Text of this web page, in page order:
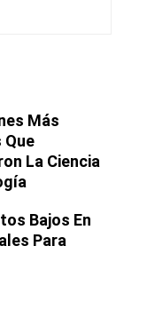
Más
La Ciencia
Bajos En
Para